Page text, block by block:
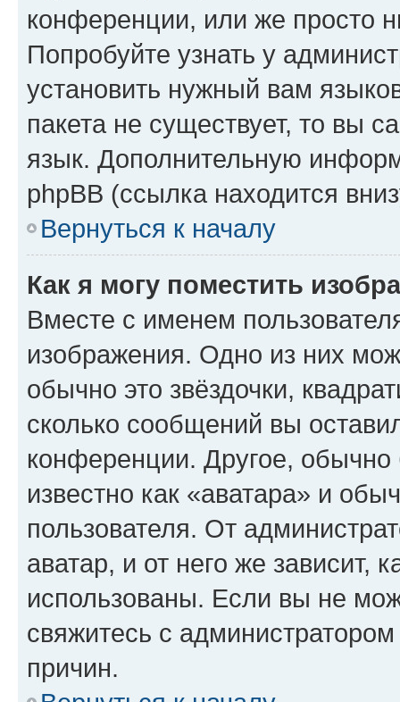
конференции, или же просто
Попробуйте узнать у
установить нужный вам
пакета не существует, то вы
язык. Дополнительную
phpBB (ссылка находится
Вернуться к началу
Как я могу поместить
Вместе с именем
изображения. Одно из них
обычно это звёздочки,
сколько сообщений вы
конференции. Другое,
известно как «аватара» и
пользователя. От
аватар, и от него же зависит,
использованы. Если вы не
свяжитесь с
причин.